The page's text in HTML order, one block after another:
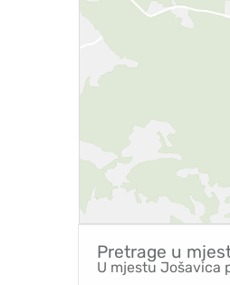
Pretrage u
U mjestu Jošavica